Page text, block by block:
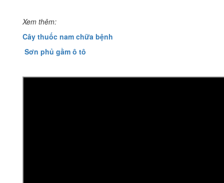
Xem thêm:
Cây thuốc nam chữa bệnh
Sơn phủ gầm ô tô